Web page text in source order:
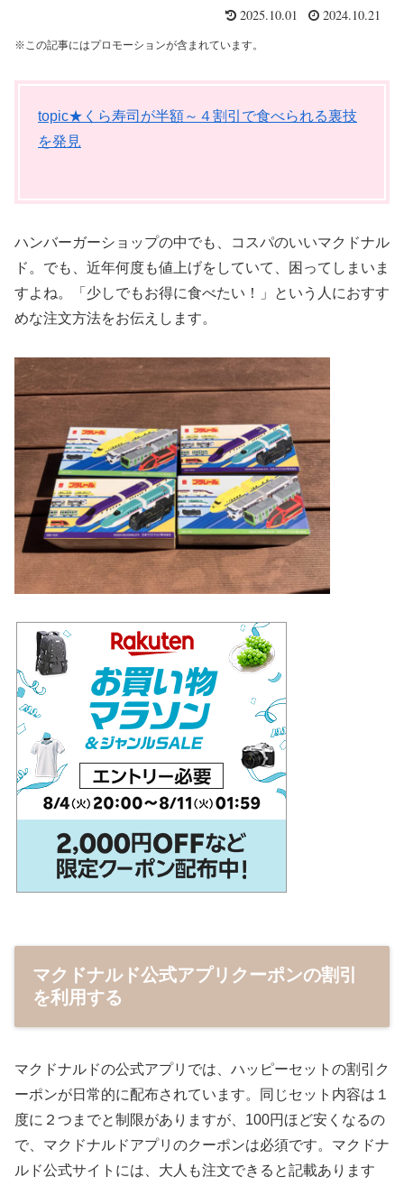
2025.10.01 2024.10.21
※この記事にはプロモーションが含まれています。
topic★くら寿司が半額～４割引で食べられる裏技
を発見
ハンバーガーショップの中でも、コスパのいいマクドナル
ド。でも、近年何度も値上げをしていて、困ってしまいま
すよね。「少しでもお得に食べたい！」という人におすす
めな注文方法をお伝えします。
マクドナルド公式アプリ クーポンの割引
を利用する
マクドナルドの公式アプリでは、ハッピーセットの割引ク
ーポンが日常的に配布されています。同じセット内容は１
度に２つまでと制限がありますが、100円ほど安くなるの
で、マクドナルドアプリのクーポンは必須です。マクドナ
ルド公式サイトには、大人も注文できると記載あります